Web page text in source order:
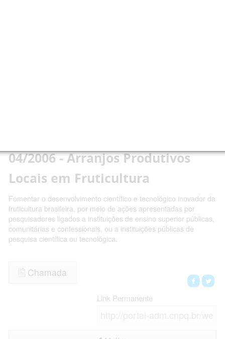
04/2006 - Arranjos Produtivos
Locais em Fruticultura
Fomentar o desenvolvimento científico e tecnológico inovador da
fruticultura brasileira, por meio de ações apresentadas por
pesquisadores ligados a instituições de ensino superior públicas,
comunitárias e confessionais, ou a instituições públicas de
pesquisa científica ou tecnológica.
Chamada
Link Permanente